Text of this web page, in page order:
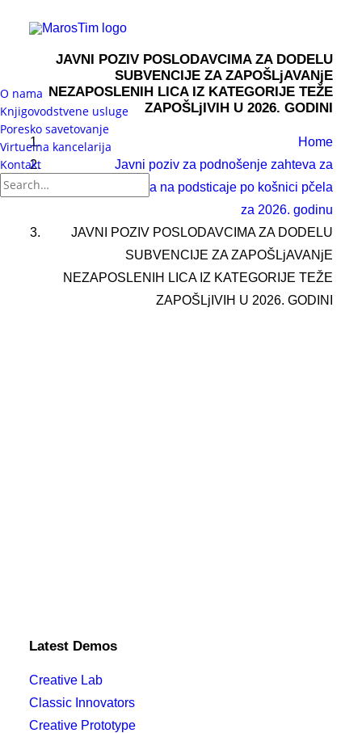
O nama
Knjigovodstvene usluge
Poresko savetovanje
Virtuelna kancelarija
Kontakt
JAVNI POZIV POSLODAVCIMA ZA DODELU
SUBVENCIJE ZA ZAPOŠLjAVANjE
NEZAPOSLENIH LICA IZ KATEGORIJE TEŽE
ZAPOŠLjIVIH U 2026. GODINI
Home
Javni poziv za podnošenje zahteva za
ostvarivanje prava na podsticaje po košnici pčela
za 2026. godinu
JAVNI POZIV POSLODAVCIMA ZA DODELU
SUBVENCIJE ZA ZAPOŠLjAVANjE
NEZAPOSLENIH LICA IZ KATEGORIJE TEŽE
ZAPOŠLjIVIH U 2026. GODINI
Latest Demos
Creative Lab
Classic Innovators
Creative Prototype